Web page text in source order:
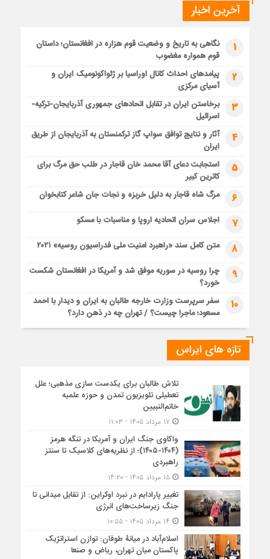
آخرین اخبار
1
نگاهی به تاریخ و وضعیت قوم هزاره در افغانستان؛ داستان
قوم همواره مغضوب
2
پیامدهای احداث کانال اوراسیا بر ژئواکونومیک ایران و
آسیای مرکزی
3
برخاستن ایران در تقابل اتحادهای جمهوری آذربایجان-ترکیه-
اسرائیل
4
آثار و نتایج توافق سواپ گاز ترکمنستان به آذربایجان از طریق
ایران
5
استجابت دعای آقا محمد خان قاجار در طلب حق مرگ برای
کاترین کبیر
6 مرگ شاه قاجار به دلیل خربزه و نجات جان شاعر کتابخوان
7 اجلاس سران اتحادیه اروپا و مناسبات با مسکو
8 متن کامل سند «راهبرد امنیت ملی فدراسیون روسیه» ۲۰۲۱
9
چرا روسیه در سوریه موفق شد و آمریکا در افغانستان شکست
خورد؟
10
سفر سرپرست وزارت خارجه طالبان به ایران و دیدار با احمد
مسعود؛ ماجرا چیست؟ / تهران چه در ذهن دارد؟
تازه های ایراس
تلاش طالبان برای یکدست سازی مذهبی؛ علل
تعطیلی تلویزیون تمدن و حوزه علمیه
خاتم‌النبیین
واکاوی جنگ ایران و آمریکا در تنگه هرمز
(۱۴۰۴-۱۴۰۵)؛ از نظریه‌های کلاسیک تا سنتز
راهبردی
۱۵ مرداد ۱۴۰۵ - ۱۴:۲۰
تغییر پارادایم در نبرد اوکراین: از تقابل میدانی تا
جنگ زیرساخت‌های انرژی
اسلام‌آباد در میانۀ طوفان: توازن استراتژیک
پاکستان میان تهران، ریاض و صنعا